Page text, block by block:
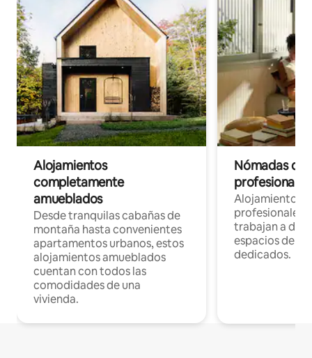
Alojamientos
completamente
amueblados
Desde tranquilas cabañas de
montaña hasta convenientes
apartamentos urbanos, estos
alojamientos amueblados
cuentan con todos las
comodidades de una
vivienda.
Nómadas
Alojamientos
profesionales
trabajan a
espacios de
dedicados.